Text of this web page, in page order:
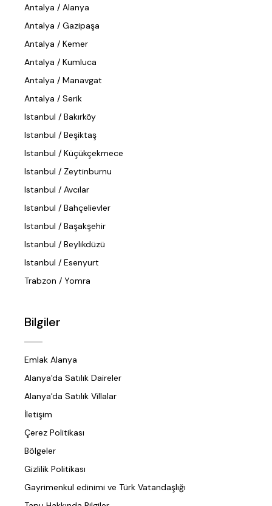
Antalya / Alanya
Antalya / Gazipaşa
Antalya / Kemer
Antalya / Kumluca
Antalya / Manavgat
Antalya / Serik
Istanbul / Bakırköy
Istanbul / Beşiktaş
Istanbul / Küçükçekmece
Istanbul / Zeytinburnu
Istanbul / Avcılar
Istanbul / Bahçelievler
Istanbul / Başakşehir
Istanbul / Beylikdüzü
Istanbul / Esenyurt
Trabzon / Yomra
Bilgiler
Emlak Alanya
Alanya'da Satılık Daireler
Alanya'da Satılık Villalar
İletişim
Çerez Politikası
Bölgeler
Gizlilik Politikası
Gayrimenkul edinimi ve Türk Vatandaşlığı